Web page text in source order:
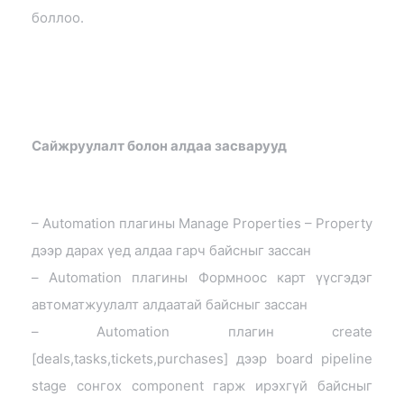
боллоо.
Сайжруулалт болон алдаа засварууд
– Automation плагины Manage Properties – Property
дээр дарах үед алдаа гарч байсныг зассан
– Automation плагины Формноос карт үүсгэдэг
автоматжуулалт алдаатай байсныг зассан
– Automation плагин create
[deals,tasks,tickets,purchases] дээр board pipeline
stage сонгох component гарж ирэхгүй байсныг